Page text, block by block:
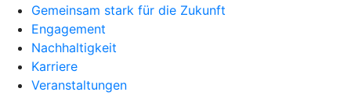
Gemeinsam stark für die Zukunft
Engagement
Nachhaltigkeit
Karriere
Veranstaltungen